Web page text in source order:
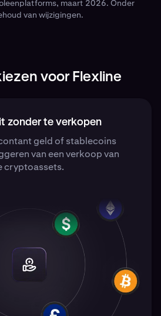
maart 2026. Onder
van wijzigingen.
voor Flexline
zonder te verkopen
geld of stablecoins
van een verkoop van
cryptoassets.